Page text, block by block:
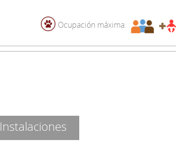
Ocupación máxima:
Instalaciones